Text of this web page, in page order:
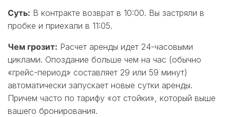
Суть: В контракте возврат в 10:00. Вы застряли в
пробке и приехали в 11:05.
Чем грозит: Расчет аренды идет 24-часовыми
циклами. Опоздание больше чем на час (обычно
«грейс-период» составляет 29 или 59 минут)
автоматически запускает новые сутки аренды.
Причем часто по тарифу «от стойки», который выше
вашего бронирования.